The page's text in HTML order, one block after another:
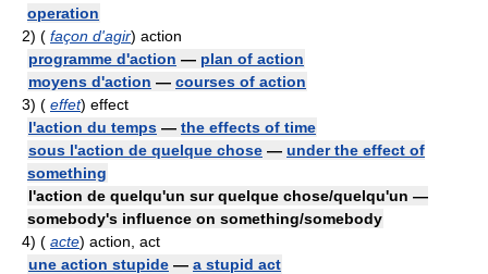
operation
2) ( façon d'agir) action
programme d'action — plan of action
moyens d'action — courses of action
3) ( effet) effect
l'action du temps — the effects of time
sous l'action de quelque chose — under the effect of
something
l'action de quelqu'un sur quelque chose/quelqu'un —
somebody's influence on something/somebody
4) ( acte) action, act
une action stupide — a stupid act